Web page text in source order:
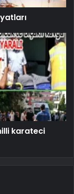
karateci